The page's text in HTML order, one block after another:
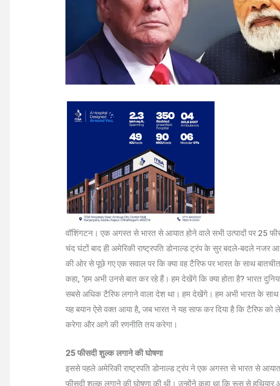
वॉशिंगटन। एक अगस्त से भारत से आयात होने वाले सभी उत्पादों पर 25
चंद घंटों बाद ही अमेरिकी राष्ट्रपति डोनाल्ड ट्रंप के सुर बदले-बदले नजर
की ओर से पूछे गए एक सवाल पर कि क्या वह टैरिफ पर भारत के साथ
कहा, ‘हम अभी उनसे बात कर रहे हैं। हम देखेंगे कि क्या होता है? भारत
सबसे अधिक टैरिफ लगाने वाला देश था। हम देखेंगे। हम अभी भारत के साथ
यह बयान ऐसे वक्त आया है, जब भारत ने यह साफ कर दिया है कि टैरिफ को
करेगा और आगे की रणनीति तय करेगा।
25 फीसदी शुल्क लगाने की घोषणा
इससे पहले अमेरिकी राष्ट्रपति डोनाल्ड ट्रंप ने एक अगस्त से भारत से आयात
फीसदी शुल्क लगाने की घोषणा की थी। उन्होंने कहा था कि रूस से